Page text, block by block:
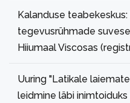
Kalanduse
tegevusrühmade
Hiiumaal Viscosas
Uuring "Latikale
leidmine läbi